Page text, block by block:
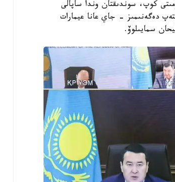
كوپ، سوندىقتان وندا ساپالى
دەگەنىمىز - جاي عانا عيمارات
سمايىلوۆ.